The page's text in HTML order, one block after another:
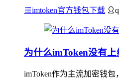
imtoken官方钱包下载
为什么imToken没有
imToken作为主流加密钱